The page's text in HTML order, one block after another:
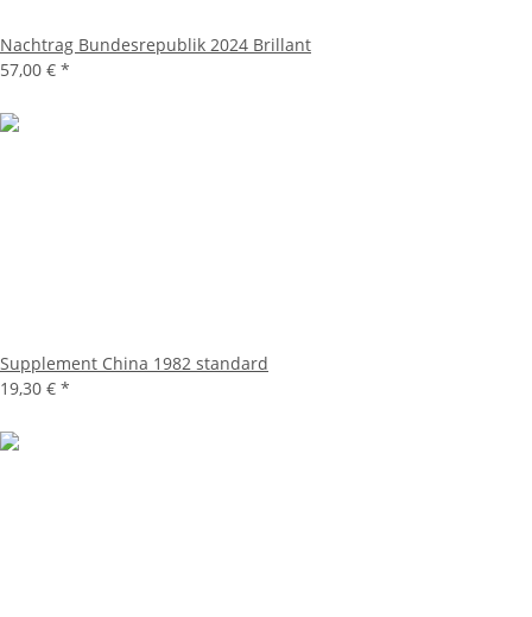
Nachtrag Bundesrepublik 2024 Brillant
57,00 € *
Supplement China 1982 standard
19,30 € *